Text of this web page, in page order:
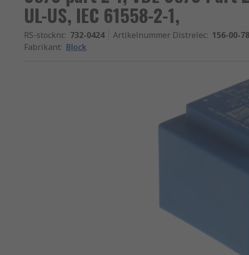
UL-US, IEC 61558-2-1,
RS-stocknr.: 732-0424 Artikelnummer Distrelec: 156-00-
Fabrikant: Block